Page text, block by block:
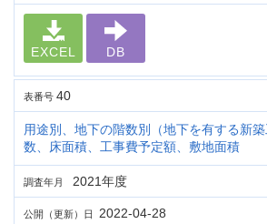
EXCEL DB
表番号 40
用途別、地下の階数別（地下を有する新
数、床面積、工事費予定額、敷地面積
調査年月 2021年度
公開（更新）日 2022-04-28